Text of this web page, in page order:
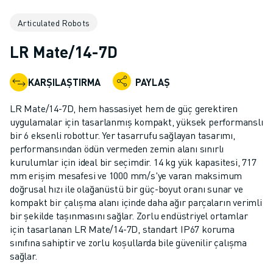
İŞBIRLIKÇI ROBOTLAR
ROBOT KONTROLÖRLERI
ROBOT AKSESUARLARI
ROBOT YAZILIMI
SIMÜLASYON YAZILIMI
EĞITIM AMAÇLI ROBOTIK ÜRÜNLERI
ROBOT OTOMASYONU
ARK KAYNAK ROBOTLARI
EKLEMLI ROBOTLAR
ARC MATE SERISI
M-900 SERISI
DELTA ROBOTLAR
GIDA VE TEMIZ ODA ROBOTLARI
BOYA ROBOTLARI
PALETLEME ROBOTLARI
Articulated Robots
LR Mate/14-7D
KARŞILAŞTIRMA PAYLAŞ
LR Mate/14-7D, hem hassasiyet hem de güç gerektiren
uygulamalar için tasarlanmış kompakt, yüksek performanslı
bir 6 eksenli robottur. Yer tasarrufu sağlayan tasarımı,
performansından ödün vermeden zemin alanı sınırlı
kurulumlar için ideal bir seçimdir. 14 kg yük kapasitesi, 717
mm erişim mesafesi ve 1000 mm/s'ye varan maksimum
doğrusal hızı ile olağanüstü bir güç-boyut oranı sunar ve
kompakt bir çalışma alanı içinde daha ağır parçaların verimli
bir şekilde taşınmasını sağlar. Zorlu endüstriyel ortamlar
için tasarlanan LR Mate/14-7D, standart IP67 koruma
sınıfına sahiptir ve zorlu koşullarda bile güvenilir çalışma
sağlar.